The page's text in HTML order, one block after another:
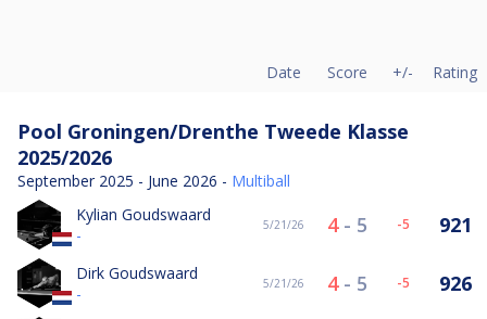
Date Score +/- Rating
Pool Groningen/Drenthe Tweede Klasse
2025/2026
September 2025 - June 2026 - Multiball
Kylian Goudswaard
-
5/21/26 4- 5 -5 921
Dirk Goudswaard
-
5/21/26 4- 5 -5 926